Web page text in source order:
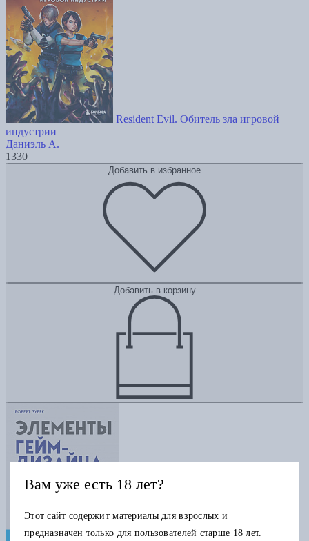
Resident Evil. Обитель зла игровой
индустрии
Даниэль А.
1330
Добавить в избранное
Добавить в корзину
Вам уже есть 18 лет?
Этот сайт содержит материалы для взрослых и
предназначен только для пользователей старше 18 лет.